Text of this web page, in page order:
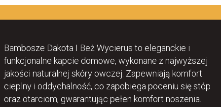
Bambosze Dakota I Beż Wycierus to eleganckie i
funkcjonalne kapcie domowe, wykonane z najwyższej
jakości naturalnej skóry owczej. Zapewniają komfort
cieplny i oddychalność, co zapobiega poceniu się stóp
oraz otarciom, gwarantując pełen komfort noszenia.